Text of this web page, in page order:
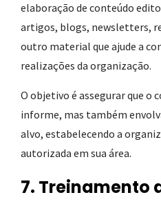
elaboração de conteúdo
artigos, blogs, newsletters,
outro material que ajude a
realizações da organização.
O objetivo é assegurar que o
informe, mas também
alvo, estabelecendo a
autorizada em sua área.
7. Treinamento